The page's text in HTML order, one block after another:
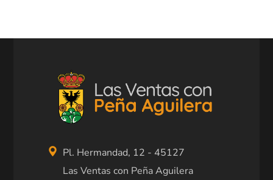
Pl. Hermandad, 12 - 45127
Las Ventas con Peña Aguilera